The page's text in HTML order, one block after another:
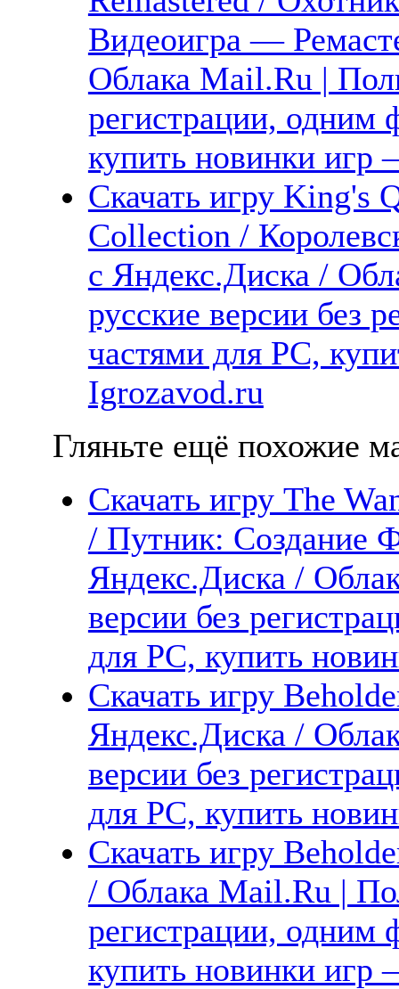
Видеоигра —
Облака Mail.Ru |
регистрации, одним
купить новинки
Скачать игру King's
Collection /
с Яндекс.Диска /
русские версии без
частями для PC,
Igrozavod.ru
Гляньте ещё похожие
Скачать игру The
/ Путник: Создание
Яндекс.Диска /
версии без
для PC, купить
Скачать игру
Яндекс.Диска /
версии без
для PC, купить
Скачать игру
/ Облака Mail.Ru |
регистрации, одним
купить новинки